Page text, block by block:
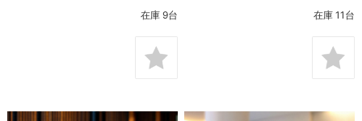
在庫 9台 在庫 11台